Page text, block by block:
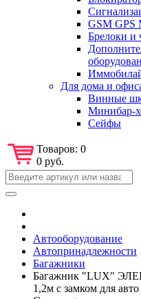
GSM GPS
Брелоки и
Для дома и
Винные
Минибар-
Сейфы
Товаров: 0
0 руб.
Автооборудование
Автопринадлежности
Багажники
Багажник "LUX"
1,2м с замком для